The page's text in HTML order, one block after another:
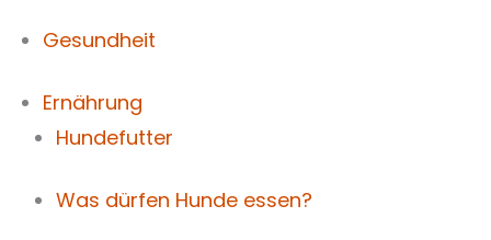
Gesundheit
Ernährung
Hundefutter
Was dürfen Hunde essen?